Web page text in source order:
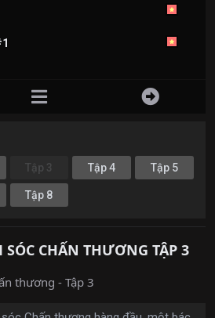
Tập 3 Tập 4 Tập 5
Tập 8
CHẤN THƯƠNG TẬP 3
thương - Tập 3